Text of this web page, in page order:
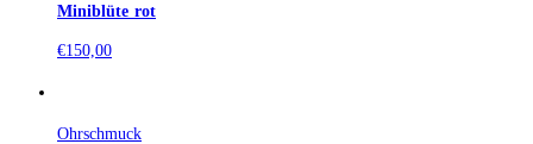
Miniblüte rot
€150,00
Ohrschmuck